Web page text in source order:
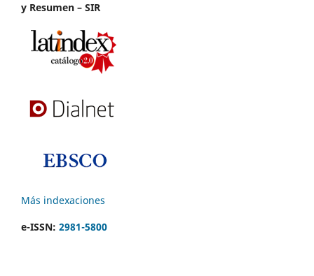
y Resumen – SIR
Más indexaciones
e-ISSN: 2981-5800